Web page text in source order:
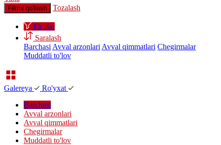
Filtrni qo'llash Tozalash
Firtrlar
Saralash
Barchasi Avval arzonlari Avval qimmatlari Chegirmalar
Muddatli to'lov
Galereya
Ro'yxat
Barchasi
Avval arzonlari
Avval qimmatlari
Chegirmalar
Muddatli to'lov